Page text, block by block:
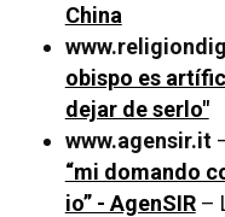
China
obispo es
dejar de serlo"
www.agensir.it
“mi domando
io” - AgenSIR–